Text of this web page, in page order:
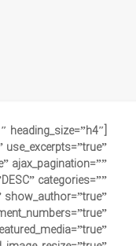
heading_size=”h4″
use_excerpts=”true”
ajax_pagination=””
categories=””
show_author=”true”